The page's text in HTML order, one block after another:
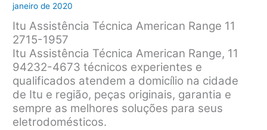
janeiro de 2020
Itu Assistência Técnica American Range 11
2715-1957
Itu Assistência Técnica American Range, 11
94232-4673 técnicos experientes e
qualificados atendem a domicílio na cidade
de Itu e região, peças originais, garantia e
sempre as melhores soluções para seus
eletrodomésticos.